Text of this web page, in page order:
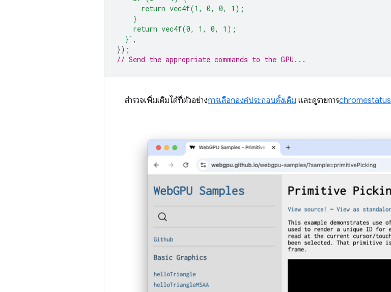
      return vec4f(1, 0, 0, 1);
    }
    return vec4f(0, 1, 0, 1);
  }`
,
});
// Send the appropriate commands to the GPU...
สำรวจเพิ่มเติมได้ที่ตัวอย่างการเลือกองค์ประกอบดั้งเดิม และดูรายการchromestatus